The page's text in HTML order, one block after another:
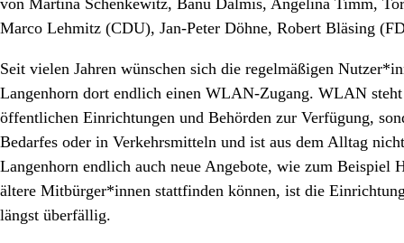
von Martina Schenkewitz, Banu Dalmis, Angelina Timm,
Marco Lehmitz (CDU), Jan-Peter Döhne, Robert Bläsing
Seit vielen Jahren wünschen sich die regelmäßigen
Langenhorn dort endlich einen WLAN-Zugang. WLAN
öffentlichen Einrichtungen und Behörden zur Verfügung,
Bedarfes oder in Verkehrsmitteln und ist aus dem Alltag
Langenhorn endlich auch neue Angebote, wie zum Beispiel
ältere Mitbürger*innen stattfinden können, ist die
längst überfällig.